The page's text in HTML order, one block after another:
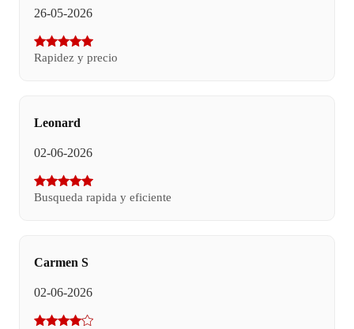
26-05-2026
Rapidez y precio
Leonard
02-06-2026
Busqueda rapida y eficiente
Carmen S
02-06-2026